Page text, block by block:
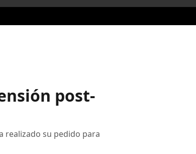
post-
realizado su pedido para